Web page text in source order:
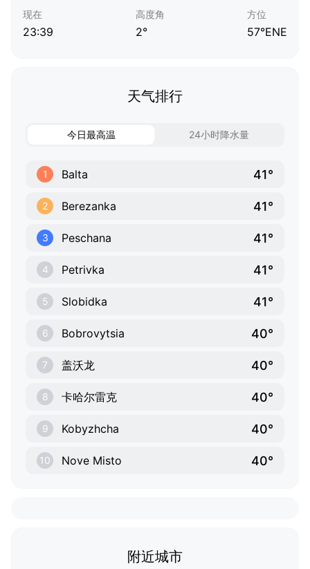
现在
23:39
高度角
2°
方位
57°ENE
天气排行
今日最高温 24小时降水量
1 Balta 41°
2 Berezanka 41°
3 Peschana 41°
4 Petrivka 41°
5 Slobidka 41°
6 Bobrovytsia 40°
7 盖沃龙 40°
8 卡哈尔雷克 40°
9 Kobyzhcha 40°
10 Nove Misto 40°
附近城市